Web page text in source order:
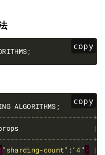
copy
copy
----------+----------+------------------------+
|
----------+----------+------------------------+
"sharding-count" : "4" }
|